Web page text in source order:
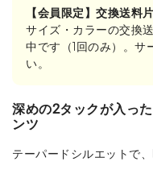
【会員限定】交換送料
サイズ・カラーの交換
中です（1回のみ）。サ
い。
深めの2タックが入っ
ンツ
テーパードシルエットで